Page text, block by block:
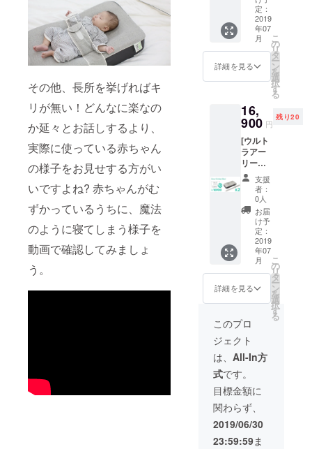
その他、長所を挙げればキ
リが無い！どんなに楽なの
か延々とお話しするより、
実際に使っている赤ちゃん
の様子をお見せする方がい
いですよね? 赤ちゃんがむ
ずかっているうちに、魔法
のように寝てしまう様子を
動画で確認してみましょ
う。
寝返り
防止無
重力新
生児用
ベッド
×1台 (ウ
レタン
フォー
ド×1
台、カ
バー×1
枚、寝
返り防
止ベル
ト×1本)
定：
2019
年07
月
詳細を見る
こ
の
リ
タ
ー
ン
を
選
択
す
る
16,
900 円
残り20
[ウルト
ラアー
リー
バード]
通常
33,800
円
→16,90
0円（送
料込）
寝返り
防止無
重力新
生児用
ベッド
×2台 (ウ
レタン
フォー
ムベッ
ド×2
台、カ
バー×2
枚、寝
返り防
止ベル
ト×2本)
支援
者：
0人
お届
け予
定：
2019
年07
月
詳細を見る
こ
の
リ
タ
ー
ン
を
選
択
す
る
このプロ
ジェクト
は、 All-In方
式です。
目標金額に
関わらず、
2019/06/30
23:59:59ま